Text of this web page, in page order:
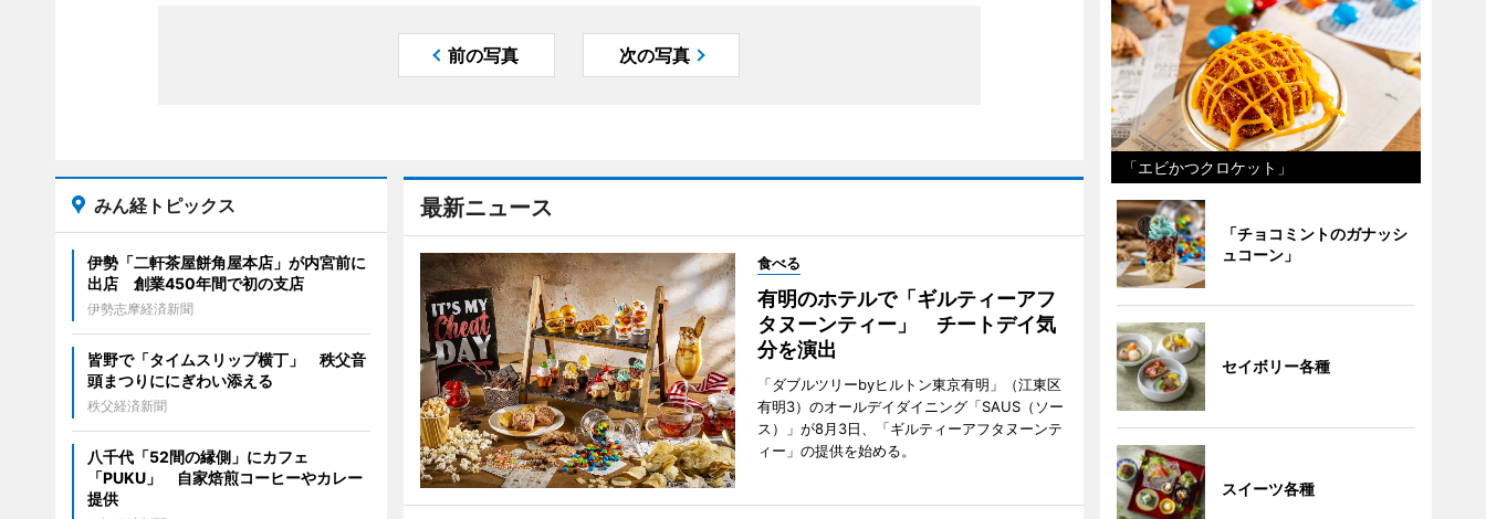
前の写真 次の写真
最新ニュース
食べる
有明のホテルで「ギルティーアフ
タヌーンティー」 チートデイ気
分を演出
「ダブルツリーbyヒルトン東京有明」（江東区
有明3）のオールデイダイニング「SAUS（ソー
ス）」が8月3日、「ギルティーアフタヌーンテ
ィー」の提供を始める。
みん経トピックス
伊勢「二軒茶屋餅角屋本店」が内宮前に
出店 創業450年間で初の支店
伊勢志摩経済新聞
皆野で「タイムスリップ横丁」 秩父音
頭まつりににぎわい添える
秩父経済新聞
八千代「52間の縁側」にカフェ
「PUKU」 自家焙煎コーヒーやカレー
提供
「エビかつクロケット」
「チョコミントのガナッシ
ュコーン」
セイボリー各種
スイーツ各種